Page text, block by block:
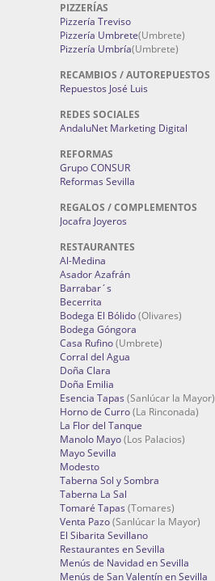
PIZZERÍAS
Pizzería Treviso
Pizzería Umbrete(Umbrete)
Pizzería Umbría(Umbrete)
RECAMBIOS / AUTOREPUESTOS
Repuestos José Luis
REDES SOCIALES
AndaluNet Marketing Digital
REFORMAS
Grupo CONSUR
Reformas Sevilla
REGALOS / COMPLEMENTOS
Jocafra Joyeros
RESTAURANTES
Al-Medina
Asador Azafrán
Barrabar´s
Becerrita
Bodega El Bólido(Olivares)
Bodega Góngora
Casa Rufino(Umbrete)
Corral del Agua
Doña Clara
Doña Emilia
Esencia Tapas (Sanlúcar la Mayor)
Horno de Curro(La Rinconada)
La Flor del Tanque
Manolo Mayo(Los Palacios)
Mayo Sevilla
Modesto
Taberna Sol y Sombra
Taberna La Sal
Tomaré Tapas (Tomares)
Venta Pazo(Sanlúcar la Mayor)
El Sibarita Sevillano
Restaurantes en Sevilla
Menús de Navidad en Sevilla
Menús de San Valentín en Sevilla